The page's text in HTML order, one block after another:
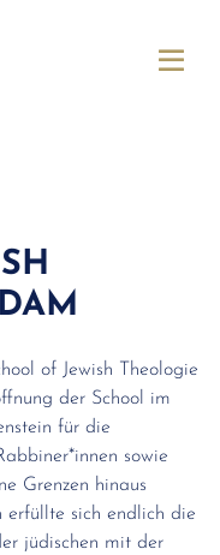
of Jewish Theologie
der School im
für die
sowie
Grenzen hinaus
erfüllte sich endlich die
jüdischen mit der